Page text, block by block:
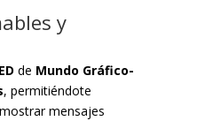
y
de Mundo Gráfico-
, permitiéndote
mensajes